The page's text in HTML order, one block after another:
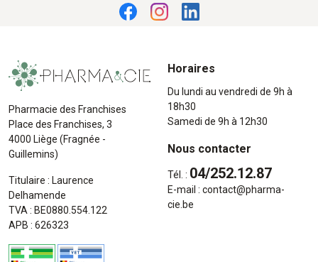
Pharmacie des Franchises
Place des Franchises, 3
4000 Liège (Fragnée -
Guillemins)
Titulaire : Laurence
Delhamende
TVA : BE0880.554.122
APB : 626323
Horaires
Du lundi au vendredi de 9h à
18h30
Samedi de 9h à 12h30
Nous contacter
Tél. : 04/252.12.87
E-mail : contact@pharma-
cie.be